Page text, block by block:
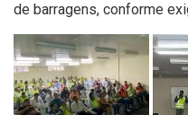
de barragens, conforme